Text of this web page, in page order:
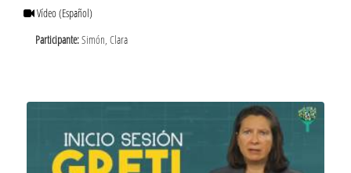
Vídeo(Español)
Participante:Simón, Clara